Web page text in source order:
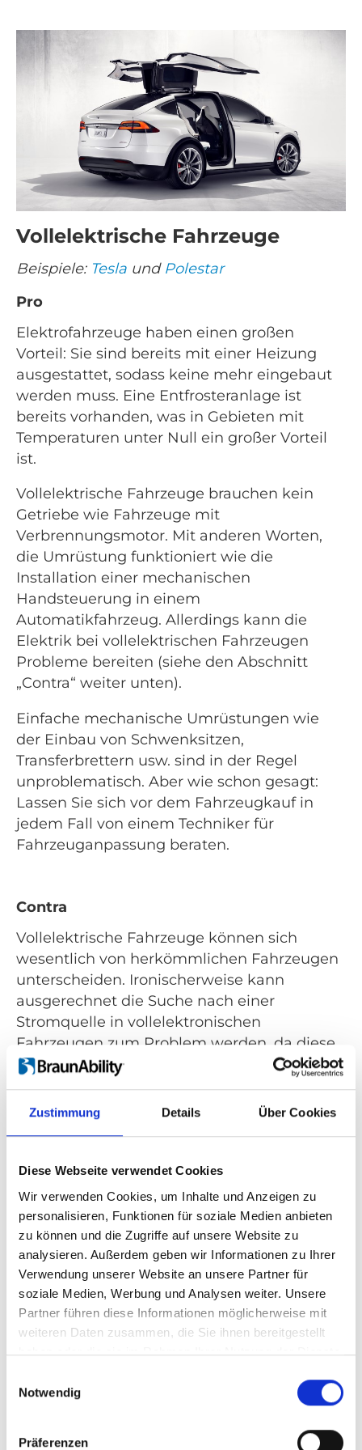
Zustimmung Details Über Cookies
Diese Webseite verwendet Cookies
Wir verwenden Cookies, um Inhalte und Anzeigen zu
personalisieren, Funktionen für soziale Medien anbieten
zu können und die Zugriffe auf unsere Website zu
analysieren. Außerdem geben wir Informationen zu Ihrer
Verwendung unserer Website an unsere Partner für
soziale Medien, Werbung und Analysen weiter. Unsere
Partner führen diese Informationen möglicherweise mit
weiteren Daten zusammen, die Sie ihnen bereitgestellt
haben oder die sie im Rahmen Ihrer Nutzung der Dienste
Notwendig
Präferenzen
Vollelektrische Fahrzeuge
Beispiele: Tesla und Polestar
Pro
Elektrofahrzeuge haben einen großen
Vorteil: Sie sind bereits mit einer Heizung
ausgestattet, sodass keine mehr eingebaut
werden muss. Eine Entfrosteranlage ist
bereits vorhanden, was in Gebieten mit
Temperaturen unter Null ein großer Vorteil
ist.
Vollelektrische Fahrzeuge brauchen kein
Getriebe wie Fahrzeuge mit
Verbrennungsmotor. Mit anderen Worten,
die Umrüstung funktioniert wie die
Installation einer mechanischen
Handsteuerung in einem
Automatikfahrzeug. Allerdings kann die
Elektrik bei vollelektrischen Fahrzeugen
Probleme bereiten (siehe den Abschnitt
„Contra“ weiter unten).
Einfache mechanische Umrüstungen wie
der Einbau von Schwenksitzen,
Transferbrettern usw. sind in der Regel
unproblematisch. Aber wie schon gesagt:
Lassen Sie sich vor dem Fahrzeugkauf in
jedem Fall von einem Techniker für
Fahrzeuganpassung beraten.
Contra
Vollelektrische Fahrzeuge können sich
wesentlich von herkömmlichen Fahrzeugen
unterscheiden. Ironischerweise kann
ausgerechnet die Suche nach einer
Stromquelle in vollelektronischen
Fahrzeugen zum Problem werden, da diese
möglicherweise nicht mit einer 12-V-
Standardelektrik ausgestattet sind. Unter
Umständen sind die elektrischen Funktionen
Fahrzeugelektrik kompatibel.
Bei Anpassungen mit höherer
Leistungsaufnahme ist es oft schwierig, eine
Stelle für den Anschluss an die
Fahrzeugelektrik zu finden, an der die nötige
Stromstärke bereitgestellt werden kann.
Ein weiterer Unterschied liegt in der Art der
Sitzbefestigung am Boden. Normalerweise
montiert, aber bei bestimmten
vollelektrischen Autos ist dies nicht der Fall.
Und selbst wenn ein solcher Sitz physisch